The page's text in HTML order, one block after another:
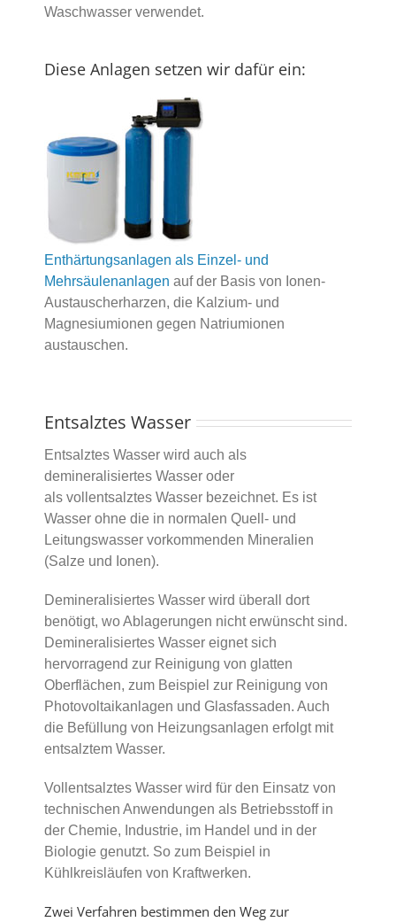
Waschwasser verwendet.
Diese Anlagen setzen wir dafür ein:
Enthärtungsanlagen als Einzel- und
Mehrsäulenanlagen auf der Basis von Ionen-
Austauscherharzen, die Kalzium- und
Magnesiumionen gegen Natriumionen
austauschen.
Entsalztes Wasser
Entsalztes Wasser wird auch als
demineralisiertes Wasser oder
als vollentsalztes Wasser bezeichnet. Es ist
Wasser ohne die in normalen Quell- und
Leitungswasser vorkommenden Mineralien
(Salze und Ionen).
Demineralisiertes Wasser wird überall dort
benötigt, wo Ablagerungen nicht erwünscht sind.
Demineralisiertes Wasser eignet sich
hervorragend zur Reinigung von glatten
Oberflächen, zum Beispiel zur Reinigung von
Photovoltaikanlagen und Glasfassaden. Auch
die Befüllung von Heizungsanlagen erfolgt mit
entsalztem Wasser.
Vollentsalztes Wasser wird für den Einsatz von
technischen Anwendungen als Betriebsstoff in
der Chemie, Industrie, im Handel und in der
Biologie genutzt. So zum Beispiel in
Kühlkreisläufen von Kraftwerken.
Zwei Verfahren bestimmen den Weg zur